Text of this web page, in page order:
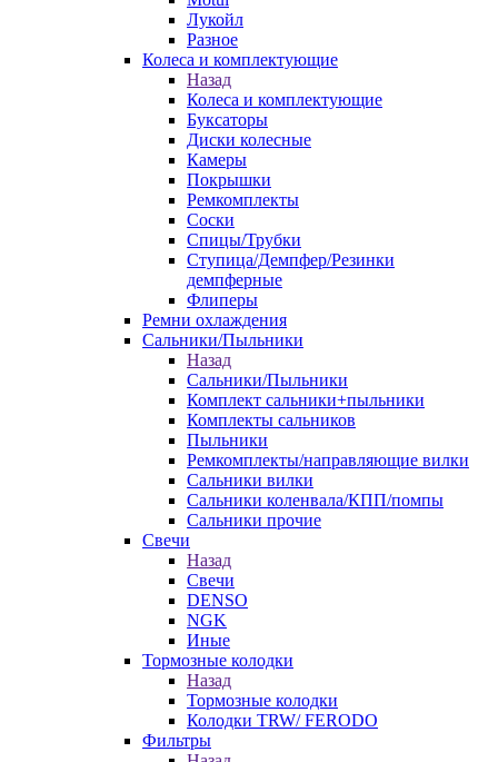
Лукойл
Разное
Колеса и комплектующие
Назад
Колеса и комплектующие
Буксаторы
Диски колесные
Камеры
Покрышки
Ремкомплекты
Соски
Спицы/Трубки
Ступица/Демпфер/Резинки
демпферные
Флиперы
Ремни охлаждения
Сальники/Пыльники
Назад
Сальники/Пыльники
Комплект сальники+пыльники
Комплекты сальников
Пыльники
Ремкомплекты/направляющие вилки
Сальники вилки
Сальники коленвала/КПП/помпы
Сальники прочие
Свечи
Назад
Свечи
DENSO
NGK
Иные
Тормозные колодки
Назад
Тормозные колодки
Колодки TRW/ FERODO
Фильтры